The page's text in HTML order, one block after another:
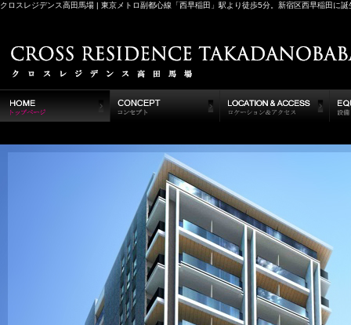
クロスレジデンス高田馬場 | 東京メトロ副都心線「西早稲田」駅より徒歩5分。新宿区西早稲田に